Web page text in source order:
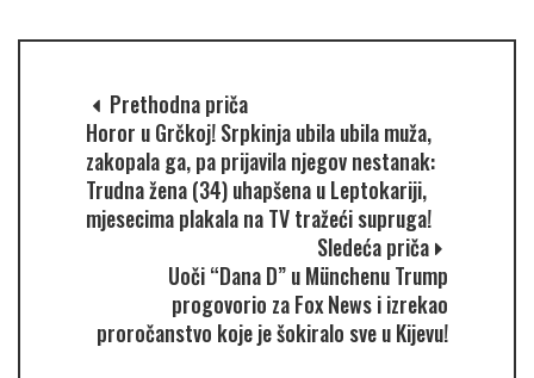
Prethodna priča
Horor u Grčkoj! Srpkinja ubila ubila muža,
zakopala ga, pa prijavila njegov nestanak:
Trudna žena (34) uhapšena u Leptokariji,
mjesecima plakala na TV tražeći supruga!
Sledeća priča
Uoči “Dana D” u Münchenu Trump
progovorio za Fox News i izrekao
proročanstvo koje je šokiralo sve u Kijevu!